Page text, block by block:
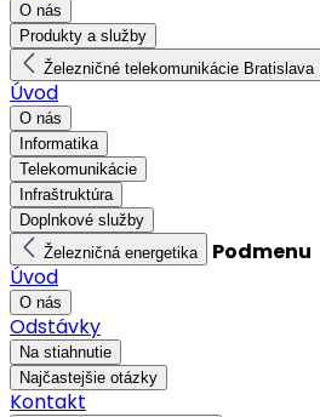
O nás
Produkty a služby
Železničné telekomunikácie Bratislava
Úvod
O nás
Informatika
Telekomunikácie
Infraštruktúra
Doplnkové služby
Železničná energetika
Podmenu
Úvod
O nás
Odstávky
Na stiahnutie
Najčastejšie otázky
Kontakt